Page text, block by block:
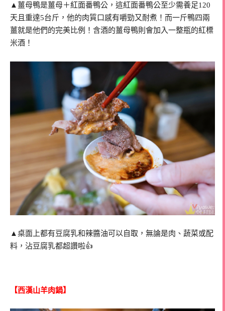
▲薑母鴨是薑母＋紅面番鴨公，這紅面番鴨公至少需養足120
天且重達5台斤，他的肉質口感有嚼勁又耐煮！而一斤鴨四兩
薑就是他們的完美比例！含酒的薑母鴨則會加入一整瓶的紅標
米酒！
▲桌面上都有豆腐乳和辣醬油可以自取，無論是肉、蔬菜或配
料，沾豆腐乳都超讚啦👍
【西漢山羊肉鍋】